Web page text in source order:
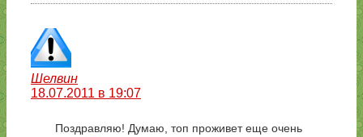
Шелвин
18.07.2011 в 19:07
Поздравляю! Думаю, топ проживет еще очень